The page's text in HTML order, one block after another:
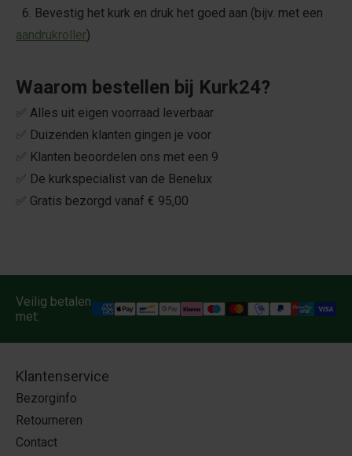
6. Bevestig het kurk en druk het goed aan (bijv. met een
aandrukroller)
Waarom bestellen bij Kurk24?
✅ Alles uit eigen voorraad leverbaar
✅ Duizenden klanten gingen je voor
✅ Klanten beoordelen ons met een 9
✅ De kurkspecialist van de Benelux
✅ Gratis bezorgd vanaf € 95,00
Veilig betalen
met:
Klantenservice
Bezorginfo
Retourneren
Contact